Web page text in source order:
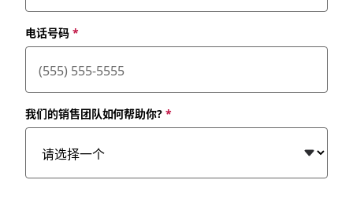
电话号码*
我们的销售团队如何帮助你? *